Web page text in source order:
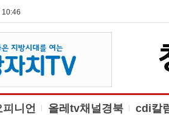
10:46
피니언 올레tv채널경북 cdi칼